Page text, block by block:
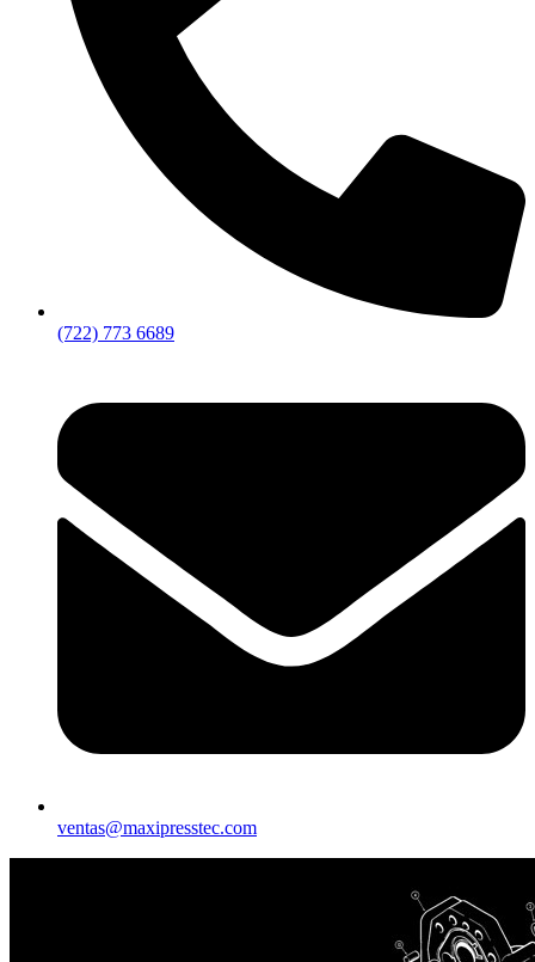
(722) 773 6689
ventas@maxipresstec.com